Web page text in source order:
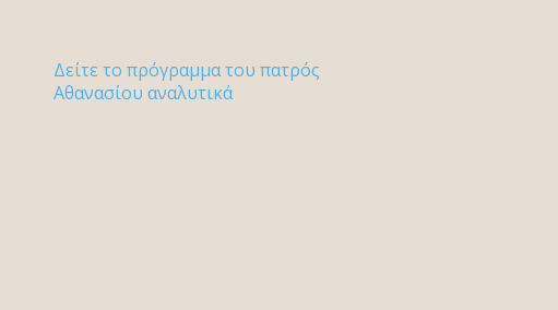
Δείτε το πρόγραμμα του πατρός
Αθανασίου αναλυτικά